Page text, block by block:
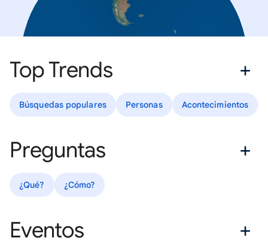
Top Trends
Búsquedas populares Personas Acontecimientos
Preguntas
¿Qué? ¿Cómo?
Eventos